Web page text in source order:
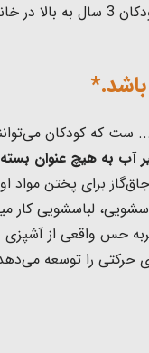
کشف و تجربه طیف وسیعی از عملکردهای مدرن آشپزخانه
ست که کودکان
آب به هیچ عنوان
برای پختن مواد
لباسشویی کار
حس واقعی از آشپزی
حرکتی را توسعه